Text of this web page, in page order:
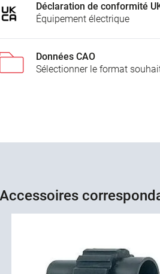
Déclaration de conformité
Équipement électrique
Données CAO
Sélectionner le format
Accessoires